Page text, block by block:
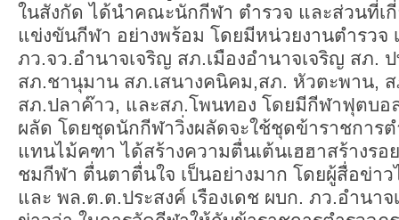
ในสังกัด ได้นำคณะนักกีฬา ตำรวจ และส่วนที่เกี่
แข่งขันกีฬา อย่างพร้อม โดยมีหน่วยงานตำรวจ
ภว.จว.อำนาจเจริญ สภ.เมืองอำนาจเจริญ สภ.
สภ.ชานุมาน สภ.เสนางคนิคม,สภ. หัวตะพาน,
สภ.ปลาค๊าว, และสภ.โพนทอง โดยมีกีฬาฟุตบอ
ผลัด โดยชุดนักกีฬาวิ่งผลัดจะใช้ชุดข้าราชการ
แทนไม้คฑา ได้สร้างความตื่นเต้นเฮฮาสร้างร
ชมกีฬา ตื่นตาตื่นใจ เป็นอย่างมาก โดยผู้สื่อข่า
และ พล.ต.ต.ประสงค์ เรืองเดช ผบก. ภว.อำนา